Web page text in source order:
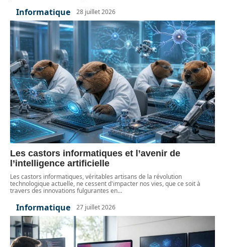
Informatique 28 juillet 2026
Les castors informatiques et l’avenir de
l’intelligence artificielle
Les castors informatiques, véritables artisans de la révolution
technologique actuelle, ne cessent d'impacter nos vies, que ce soit à
travers des innovations fulgurantes en…
Informatique 27 juillet 2026